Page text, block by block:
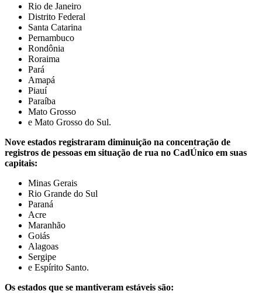
Rio de Janeiro
Distrito Federal
Santa Catarina
Pernambuco
Rondônia
Roraima
Pará
Amapá
Piauí
Paraíba
Mato Grosso
e Mato Grosso do Sul.
Nove estados registraram diminuição na concentração de
registros de pessoas em situação de rua no CadÚnico em suas
capitais:
Minas Gerais
Rio Grande do Sul
Paraná
Acre
Maranhão
Goiás
Alagoas
Sergipe
e Espírito Santo.
Os estados que se mantiveram estáveis são: